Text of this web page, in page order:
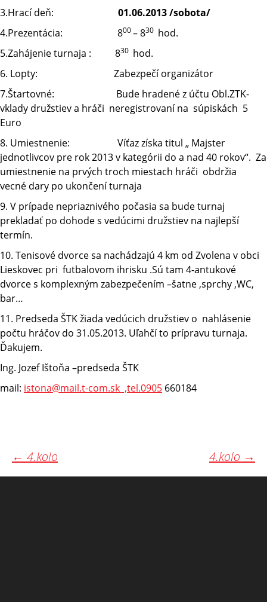
3.Hrací deň: 01.06.2013 /sobota/
4.Prezentácia: 800– 830 hod.
5.Zahájenie turnaja : 830 hod.
6. Lopty: Zabezpečí organizátor
7.Štartovné: Bude hradené z účtu Obl.ZTK-
vklady družstiev a hráči neregistrovaní na súpiskách 5
Euro
8. Umiestnenie: Víťaz získa titul „ Majster
jednotlivcov pre rok 2013 v kategórii do a nad 40 rokov“. Za
umiestnenie na prvých troch miestach hráči obdržia
vecné dary po ukončení turnaja
9. V prípade nepriaznivého počasia sa bude turnaj
prekladať po dohode s vedúcimi družstiev na najlepší
termín.
10. Tenisové dvorce sa nachádzajú 4 km od Zvolena v obci
Lieskovec pri futbalovom ihrisku .Sú tam 4-antukové
dvorce s komplexným zabezpečením –šatne ,sprchy ,WC,
bar…
11. Predseda ŠTK žiada vedúcich družstiev o nahlásenie
počtu hráčov do 31.05.2013. Uľahčí to prípravu turnaja.
Ďakujem.
Ing. Jozef Ištoňa –predseda ŠTK
mail: istona@mail.t-com.sk ,tel.0905 660184
Post
← 4.kolo 4.kolo →